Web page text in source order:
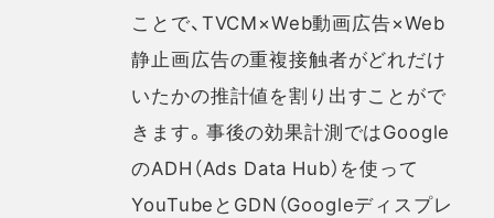
ことで、TVCM×Web動画広告×Web
静止画広告の重複接触者がどれだけ
いたかの推計値を割り出すことがで
きます。事後の効果計測ではGoogle
のADH（Ads Data Hub）を使って
YouTubeとGDN（Googleディスプレ